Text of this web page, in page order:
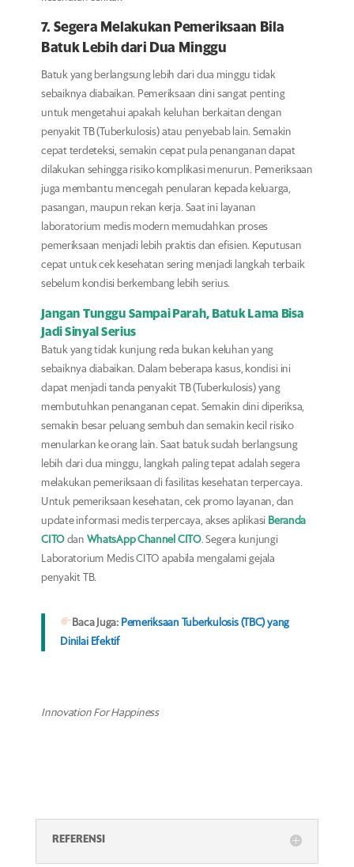
7. Segera Melakukan Pemeriksaan Bila
Batuk Lebih dari Dua Minggu
Batuk yang berlangsung lebih dari dua minggu tidak
sebaiknya diabaikan. Pemeriksaan dini sangat penting
untuk mengetahui apakah keluhan berkaitan dengan
penyakit TB (Tuberkulosis) atau penyebab lain. Semakin
cepat terdeteksi, semakin cepat pula penanganan dapat
dilakukan sehingga risiko komplikasi menurun. Pemeriksaan
juga membantu mencegah penularan kepada keluarga,
pasangan, maupun rekan kerja. Saat ini layanan
laboratorium medis modern memudahkan proses
pemeriksaan menjadi lebih praktis dan efisien. Keputusan
cepat untuk cek kesehatan sering menjadi langkah terbaik
sebelum kondisi berkembang lebih serius.
Jangan Tunggu Sampai Parah, Batuk Lama Bisa
Jadi Sinyal Serius
Batuk yang tidak kunjung reda bukan keluhan yang
sebaiknya diabaikan. Dalam beberapa kasus, kondisi ini
dapat menjadi tanda penyakit TB (Tuberkulosis) yang
membutuhkan penanganan cepat. Semakin dini diperiksa,
semakin besar peluang sembuh dan semakin kecil risiko
menularkan ke orang lain. Saat batuk sudah berlangsung
lebih dari dua minggu, langkah paling tepat adalah segera
melakukan pemeriksaan di fasilitas kesehatan terpercaya.
Untuk pemeriksaan kesehatan, cek promo layanan, dan
update informasi medis terpercaya, akses aplikasi Beranda
CITOdan WhatsApp Channel CITO. Segera kunjungi
Laboratorium Medis CITO apabila mengalami gejala
penyakit TB.
Baca Juga:Pemeriksaan Tuberkulosis (TBC) yang
Dinilai Efektif
Innovation For Happiness
REFERENSI